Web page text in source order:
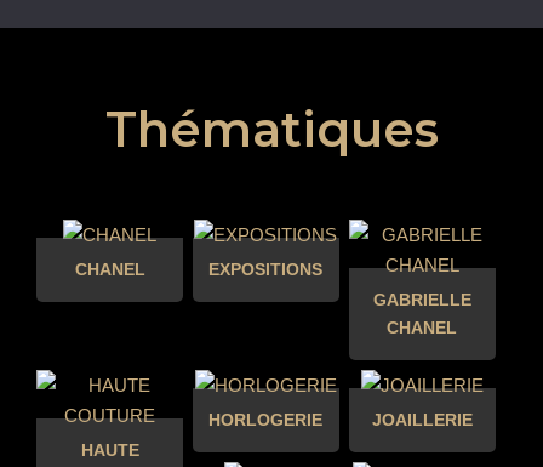
Thématiques
CHANEL
EXPOSITIONS
GABRIELLE
CHANEL
HAUTE
HORLOGERIE JOAILLERIE